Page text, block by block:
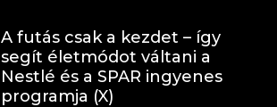
A futás csak a kezdet – így
segít életmódot váltani a
Nestlé és a SPAR ingyenes
programja (X)